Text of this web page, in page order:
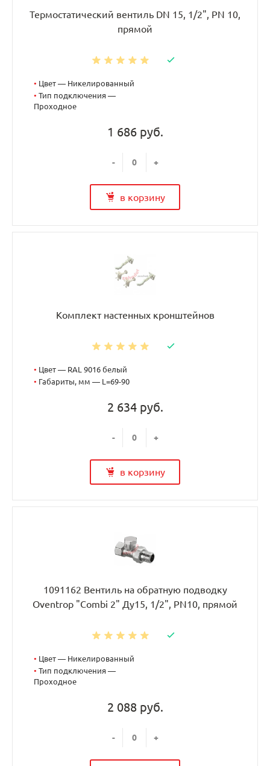
Термостатический вентиль DN 15, 1/2", PN 10,
прямой
• Цвет — Никелированный
• Тип подключения —
Проходное
1 686 руб.
- +
в корзину
Комплект настенных кронштейнов
• Цвет — RAL 9016 белый
• Габариты, мм — L=69-90
2 634 руб.
- +
в корзину
1091162 Вентиль на обратную подводку
Oventrop "Combi 2" Ду15, 1/2", PN10, прямой
• Цвет — Никелированный
• Тип подключения —
Проходное
2 088 руб.
- +